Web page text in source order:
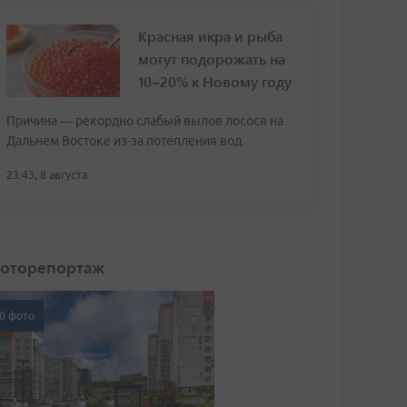
Красная икра и рыба
могут подорожать на
10–20% к Новому году
Причина — рекордно слабый вылов лосося на
Дальнем Востоке из-за потепления вод
23:43, 8 августа
фото